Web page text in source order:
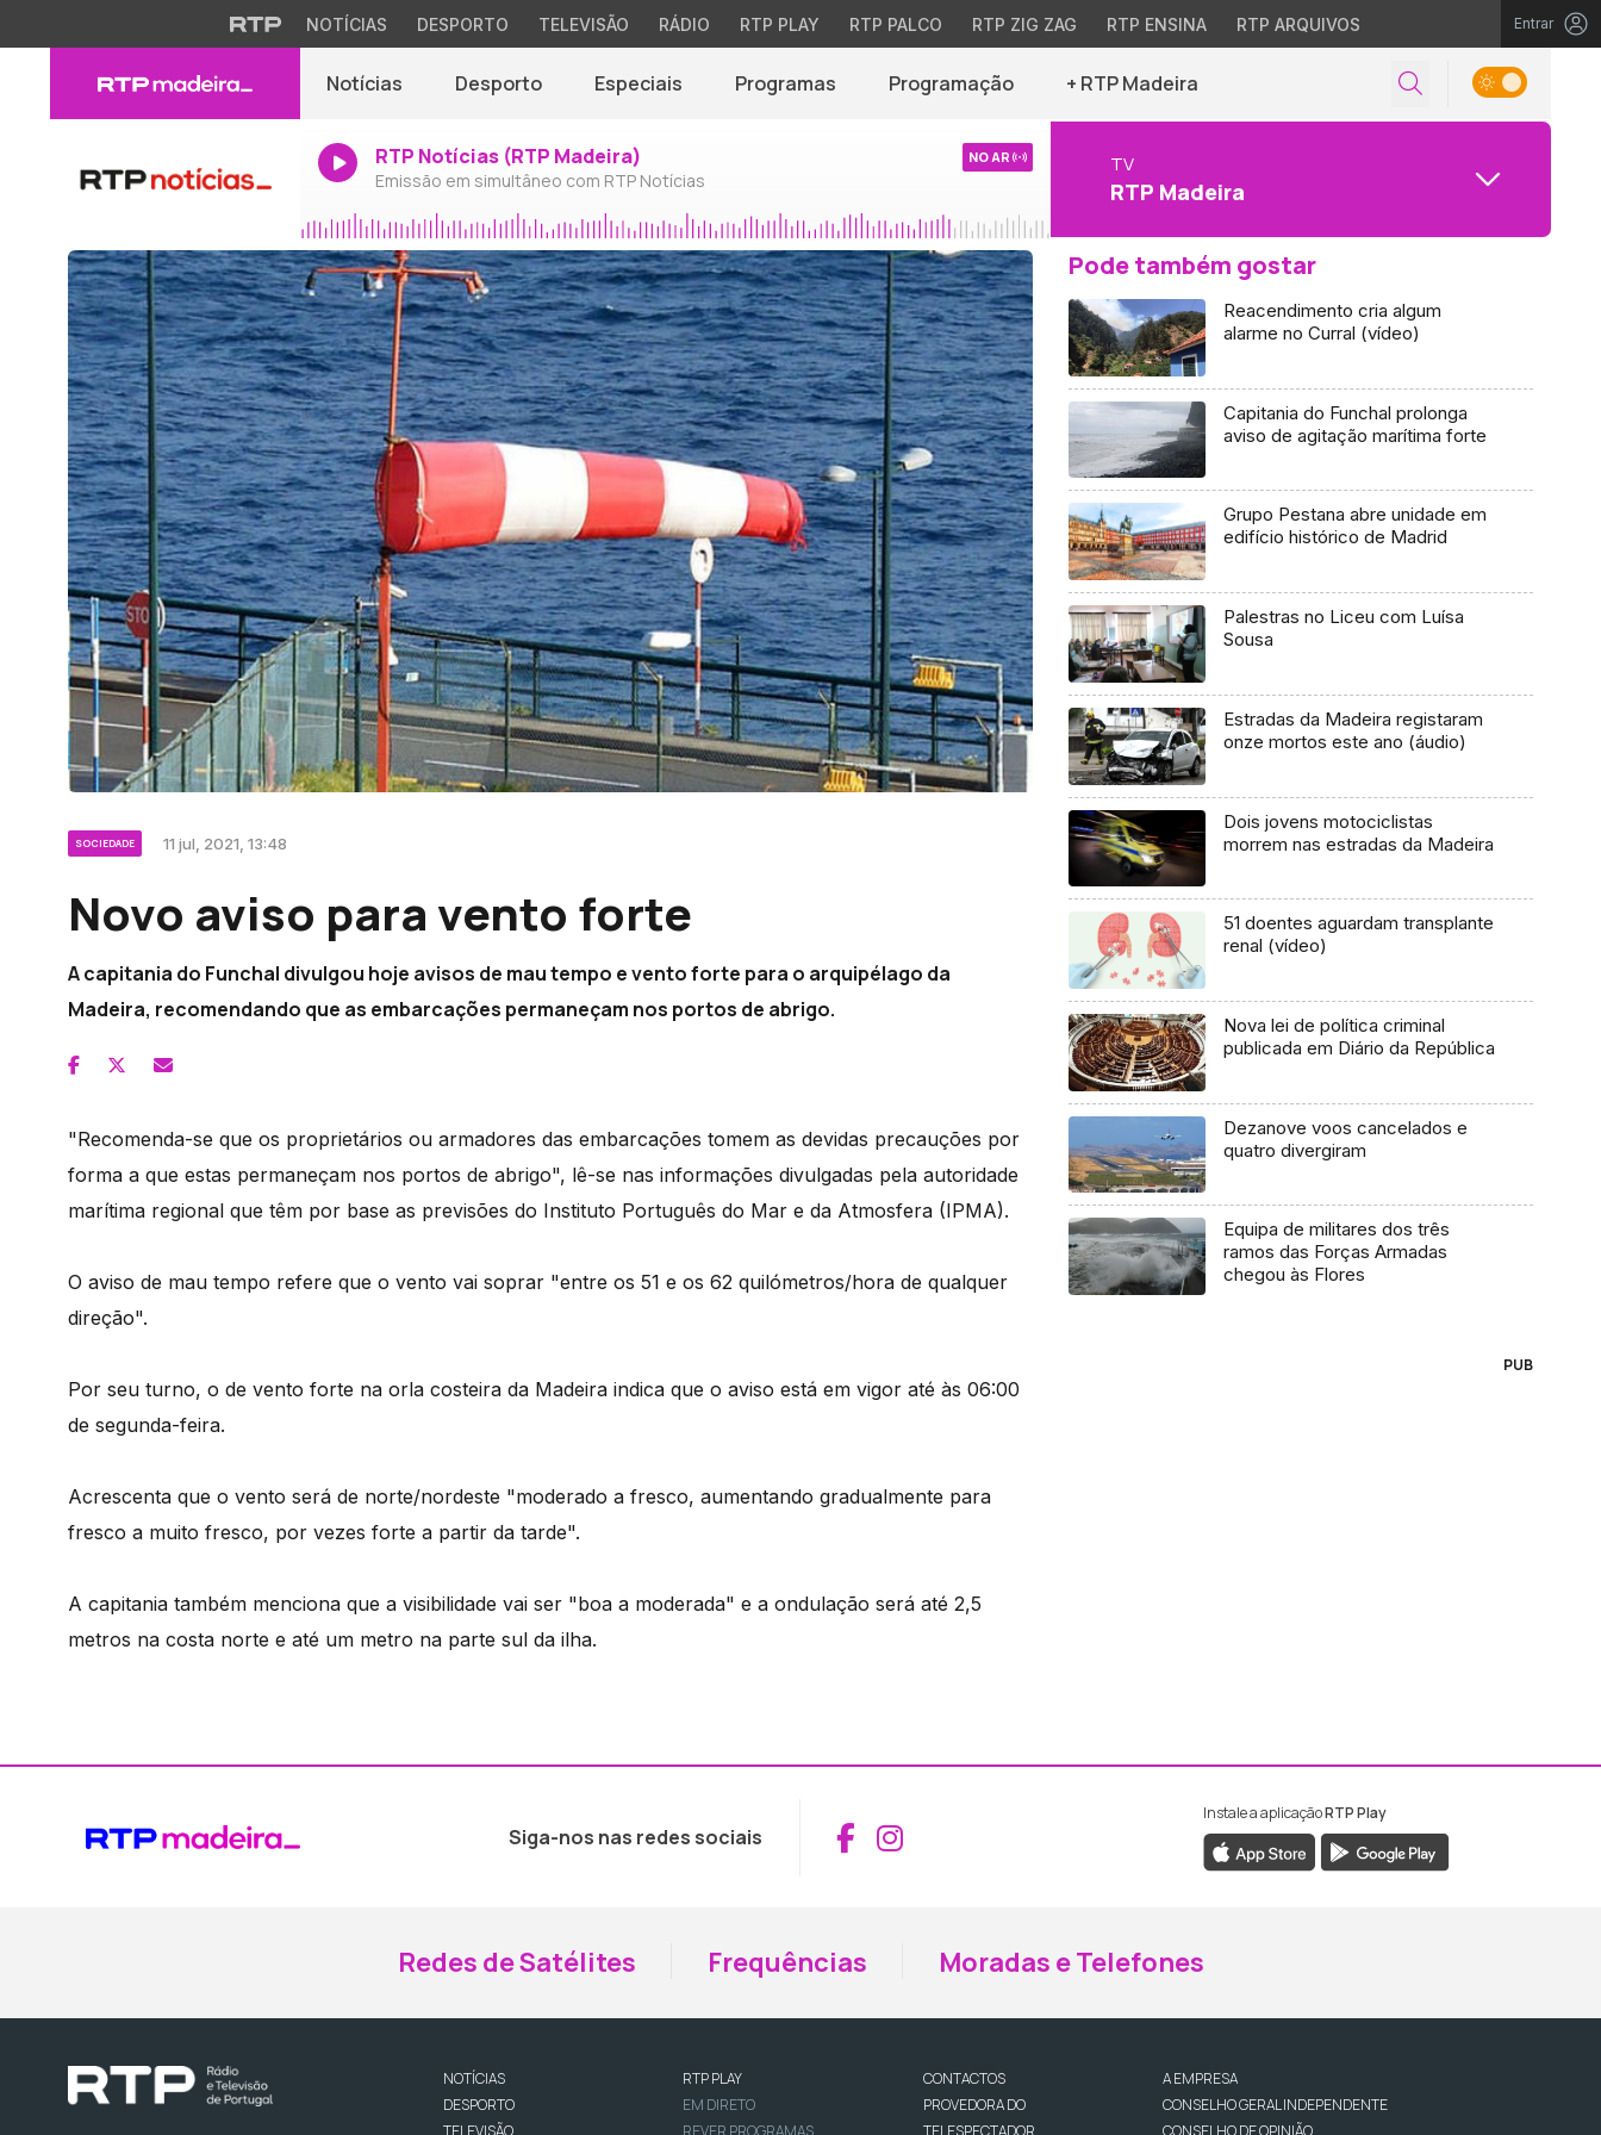
NOTÍCIAS DESPORTO TELEVISÃO RÁDIO RTP PLAY RTP PALCO RTP ZIG ZAG RTP ENSINA RTP ARQUIVOS Entrar
Notícias Desporto Especiais Programas Programação + RTP Madeira
RTP Notícias (RTP Madeira)
Emissão em simultâneo com RTP Notícias
NO AR TV
RTP Madeira
SOCIEDADE 11 jul, 2021, 13:48
Novo aviso para vento forte
A capitania do Funchal divulgou hoje avisos de mau tempo e vento forte para o arquipélago da
Madeira, recomendando que as embarcações permaneçam nos portos de abrigo.
"Recomenda-se que os proprietários ou armadores das embarcações tomem as devidas precauções por
forma a que estas permaneçam nos portos de abrigo", lê-se nas informações divulgadas pela autoridade
marítima regional que têm por base as previsões do Instituto Português do Mar e da Atmosfera (IPMA).
O aviso de mau tempo refere que o vento vai soprar "entre os 51 e os 62 quilómetros/hora de qualquer
direção".
Por seu turno, o de vento forte na orla costeira da Madeira indica que o aviso está em vigor até às 06:00
de segunda-feira.
Acrescenta que o vento será de norte/nordeste "moderado a fresco, aumentando gradualmente para
fresco a muito fresco, por vezes forte a partir da tarde".
A capitania também menciona que a visibilidade vai ser "boa a moderada" e a ondulação será até 2,5
metros na costa norte e até um metro na parte sul da ilha.
Pode também gostar
Reacendimento cria algum
alarme no Curral (vídeo)
Capitania do Funchal prolonga
aviso de agitação marítima forte
Grupo Pestana abre unidade em
edifício histórico de Madrid
Palestras no Liceu com Luísa
Sousa
Estradas da Madeira registaram
onze mortos este ano (áudio)
Dois jovens motociclistas
morrem nas estradas da Madeira
51 doentes aguardam transplante
renal (vídeo)
Nova lei de política criminal
publicada em Diário da República
Dezanove voos cancelados e
quatro divergiram
Equipa de militares dos três
ramos das Forças Armadas
chegou às Flores
PUB
Siga-nos nas redes sociais Aceder ao Facebook da RTP Madeira
Aceder ao Instagram da RTP Madeira
Instale a aplicaçãoRTP Play
Redes de Satélites Frequências Moradas e Telefones
NOTÍCIAS
DESPORTO
RTP PLAY
EM DIRETO
CONTACTOS
PROVEDORA DO
A EMPRESA
CONSELHO GERAL INDEPENDENTE